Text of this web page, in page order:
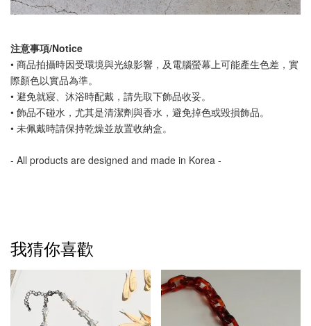
注意事項/Notice
• 商品拍攝時因受環境與光線影響，及電腦螢幕上可能產生色差，實
際顏色以實品為準。
• 避免就寢、沐浴時配戴，請先取下飾品收妥。
• 飾品不碰水，尤其是清潔劑與香水，避免掉色或毀損飾品。
• 未佩戴時請保持乾燥並放置收納盒。
- All products are designed and made in Korea -
我猜你喜歡